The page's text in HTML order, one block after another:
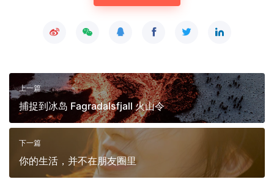
上一篇
捕捉到冰岛 Fagradalsfjall 火山令
下一篇
你的生活，并不在朋友圈里